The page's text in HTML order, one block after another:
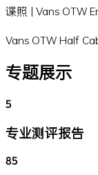
谍照 | Vans OTW
Vans OTW Half
专题展示
5
专业测评报告
85